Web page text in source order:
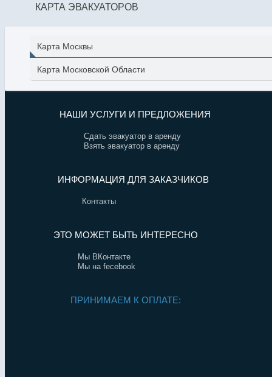
КАРТА ЭВАКУАТОРОВ
Карта Москвы
Карта Московской Области
НАШИ УСЛУГИ И ПРЕДЛОЖЕНИЯ
Сдать эвакуатор в аренду
Взять эвакуатор в аренду
ИНФОРМАЦИЯ ДЛЯ ЗАКАЗЧИКОВ
Контакты
ЭТО МОЖЕТ БЫТЬ ИНТЕРЕСНО
Мы ВКонтакте
Мы на fecebook
ПРИНИМАЕМ К ОПЛАТЕ: